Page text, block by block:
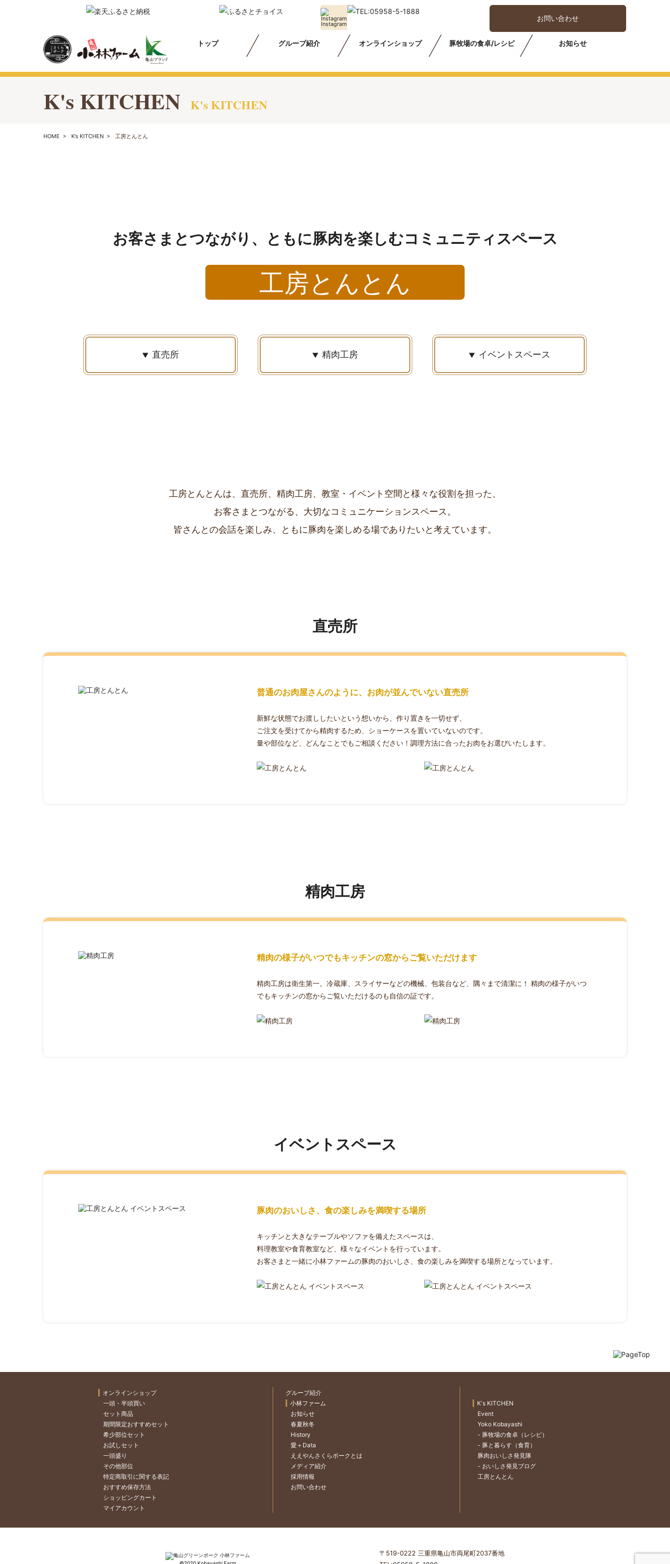
Instagram
お問い合わせ
トップ グループ紹介 オンラインショップ 豚牧場の食卓/レシピ お知らせ
K's KITCHEN K's KITCHEN
HOME > K’s KITCHEN > 工房とんとん
お客さまとつながり、 ともに豚肉を楽しむコミュニティスペース
工房とんとん
直売所 精肉工房 イベントスペース
工房とんとんは、直売所、精肉工房、 教室・イベント空間と様々な役割を担った、
お客さまとつながる、 大切なコミュニケーションスペース。
皆さんとの会話を楽しみ、
ともに豚肉を楽しめる場でありたいと考えています。
直売所
普通のお肉屋さんのように、お肉が並んでいない直売所
新鮮な状態でお渡ししたいという想いから、作り置きを一切せず、
ご注文を受けてから精肉するため、ショーケースを置いていないのです。
量や部位など、どんなことでもご相談ください！調理方法に合ったお肉をお選びいたします。
精肉工房
精肉の様子がいつでもキッチンの窓からご覧いただけます
精肉工房は衛生第一。冷蔵庫、スライサーなどの機械、包装台など、隅々まで清潔に！ 精肉の様子がいつ
でもキッチンの窓からご覧いただけるのも自信の証です。
イベントスペース
豚肉のおいしさ、食の楽しみを満喫する場所
キッチンと大きなテーブルやソファを備えたスペースは、
料理教室や食育教室など、様々なイベントを行っています。
お客さまと一緒に小林ファームの豚肉のおいしさ、食の楽しみを満喫する場所となっています。
オンラインショップ
一頭・半頭買い
セット商品
期間限定おすすめセット
希少部位セット
お試しセット
一頭盛り
その他部位
特定商取引に関する表記
おすすめ保存方法
ショッピングカート
マイアカウント
グループ紹介
小林ファーム
お知らせ
春夏秋冬
History
愛＋Data
ええやんさくらポークとは
メディア紹介
採用情報
お問い合わせ
K's KITCHEN
Event
Yoko Kobayashi
- 豚牧場の食卓（レシピ）
- 豚と暮らす（食育）
豚肉おいしさ発見隊
- おいしさ発見ブログ
工房とんとん
〒519-0222 三重県亀山市両尾町2037番地